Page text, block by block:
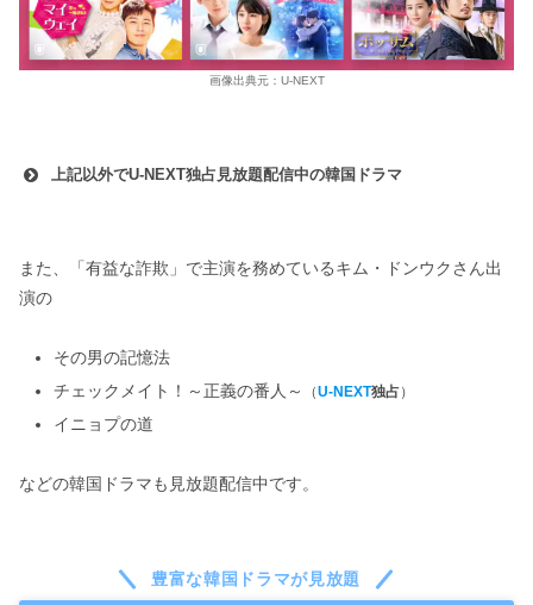
画像出典元：U-NEXT
上記以外でU-NEXT独占見放題配信中の韓国ドラマ
また、「有益な詐欺」で主演を務めているキム・ドンウクさん出
演の
その男の記憶法
チェックメイト！～正義の番人～
（U-NEXT独占）
イニョプの道
などの韓国ドラマも見放題配信中です。
豊富な韓国ドラマが見放題